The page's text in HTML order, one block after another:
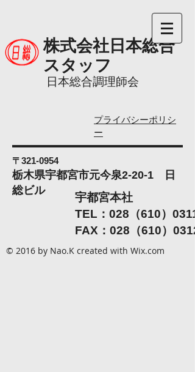
株式会社日本総合
スタッフ
日本総合調理師会
プライバシーポリシ
ー
〒321-0954
栃木県宇都宮市元今泉2-20-1 日
総ビル
宇都宮本社
TEL：028（610）
FAX：028（610）0312
© 2016 by Nao.K created with Wix.com